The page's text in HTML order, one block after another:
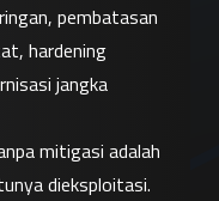
pembatasan
hardening
jangka
mitigasi adalah
dieksploitasi.